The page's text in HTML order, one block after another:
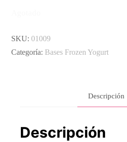
SKU: 01009
Categoría: Bases Frozen Yogurt
Descripción
Descripción